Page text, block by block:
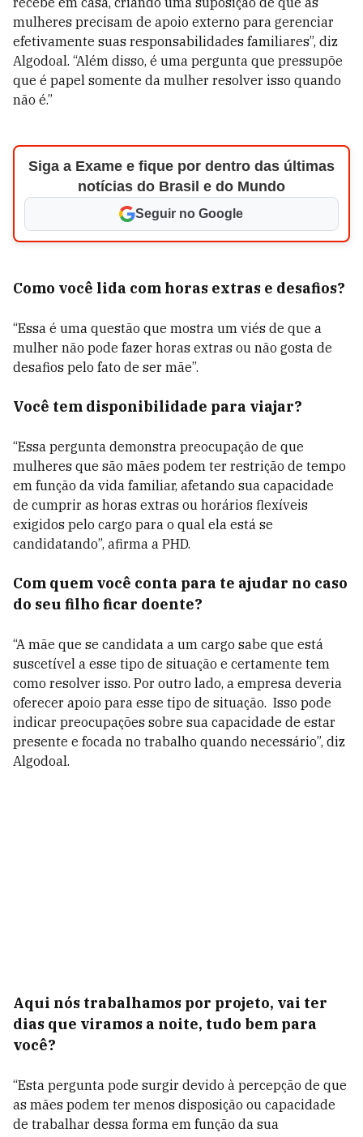
mulheres precisam de apoio externo para gerenciar
efetivamente suas responsabilidades familiares”, diz
Algodoal. “Além disso, é uma pergunta que pressupõe
que é papel somente da mulher resolver isso quando
não é.”
Siga a Exame e fique por dentro das últimas
notícias do Brasil e do Mundo
Seguir no Google
Como você lida com horas extras e desafios?
“Essa é uma questão que mostra um viés de que a
mulher não pode fazer horas extras ou não gosta de
desafios pelo fato de ser mãe”.
Você tem disponibilidade para viajar?
“Essa pergunta demonstra preocupação de que
mulheres que são mães podem ter restrição de tempo
em função da vida familiar, afetando sua capacidade
de cumprir as horas extras ou horários flexíveis
exigidos pelo cargo para o qual ela está se
candidatando”, afirma a PHD.
Com quem você conta para te ajudar no caso
do seu filho ficar doente?
“A mãe que se candidata a um cargo sabe que está
suscetível a esse tipo de situação e certamente tem
como resolver isso. Por outro lado, a empresa deveria
oferecer apoio para esse tipo de situação. Isso pode
indicar preocupações sobre sua capacidade de estar
presente e focada no trabalho quando necessário”, diz
Algodoal.
Aqui nós trabalhamos por projeto, vai ter
dias que viramos a noite, tudo bem para
você?
“Esta pergunta pode surgir devido à percepção de que
as mães podem ter menos disposição ou capacidade
de trabalhar dessa forma em função da sua